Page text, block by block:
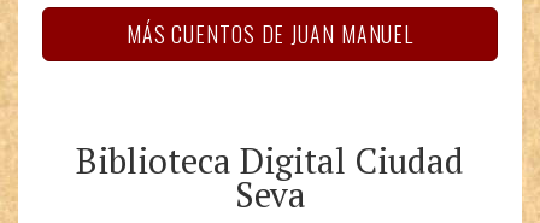
MÁS CUENTOS DE JUAN MANUEL
Biblioteca Digital Ciudad
Seva